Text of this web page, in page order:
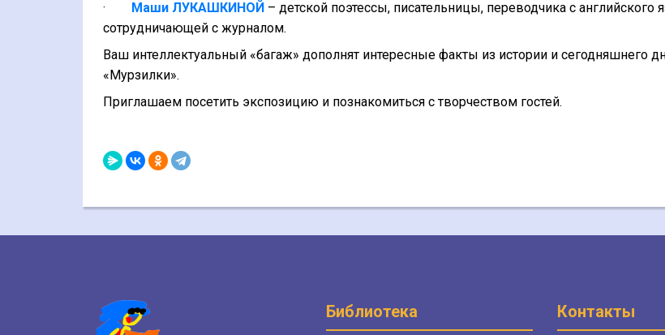
·
Маши ЛУКАШКИНОЙ – детской поэтессы, писательницы, переводчика с английского
сотрудничающей с журналом.
Ваш интеллектуальный «багаж» дополнят интересные факты из истории и сегодняшнего
«Мурзилки».
Приглашаем посетить экспозицию и познакомиться с творчеством гостей.
Библиотека Контакты